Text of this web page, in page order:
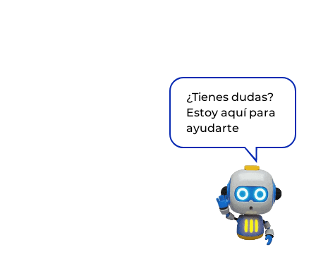
¿Tienes dudas?
Estoy aquí para
ayudarte